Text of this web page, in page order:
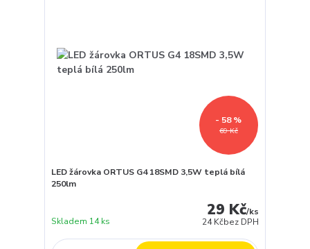
69 Kč
- 58 %
LED žárovka ORTUS G4 18SMD 3,5W teplá bílá
250lm
29 Kč/ks
24 Kčbez DPH
Skladem 14 ks